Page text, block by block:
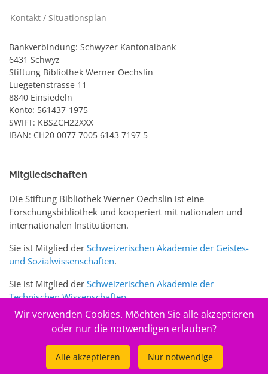
Kontakt / Situationsplan
Bankverbindung: Schwyzer Kantonalbank
6431 Schwyz
Stiftung Bibliothek Werner Oechslin
Luegetenstrasse 11
8840 Einsiedeln
Konto: 561437-1975
SWIFT: KBSZCH22XXX
IBAN: CH20 0077 7005 6143 7197 5
Mitgliedschaften
Die Stiftung Bibliothek Werner Oechslin ist eine
Forschungsbibliothek und kooperiert mit nationalen und
internationalen Institutionen.
Sie ist Mitglied der Schweizerischen Akademie der Geistes-
und Sozialwissenschaften.
Sie ist Mitglied der Schweizerischen Akademie der
Technischen Wissenschaften.
Sie ist zudem Mitglied des Schweizer Portalswww.sciences-
Wir verwenden Cookies. Möchten Sie alle akzeptieren
oder nur die notwendigen erlauben?
Alle akzeptieren Nur notwendige